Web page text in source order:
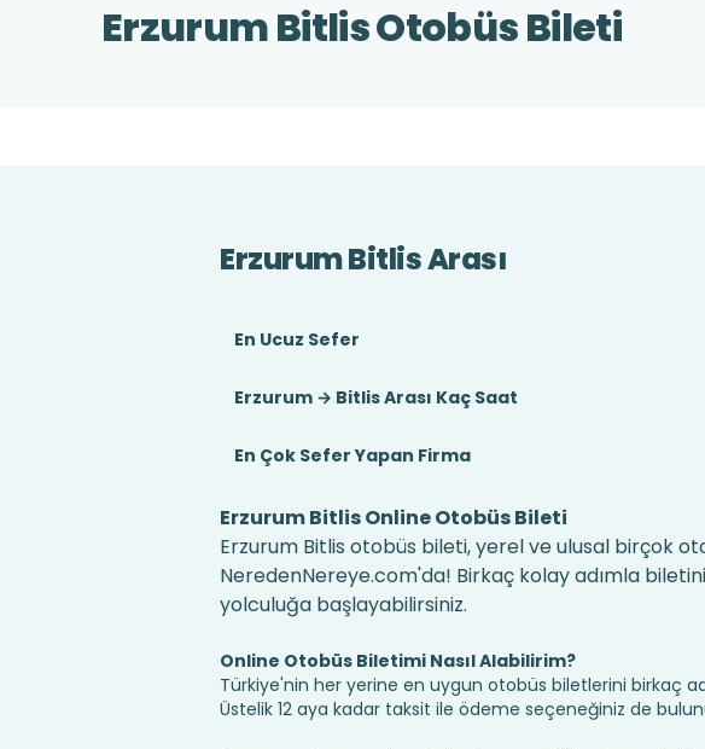
Erzurum Bitlis Otobüs Bileti
Erzurum Bitlis Arası
En Ucuz Sefer
Erzurum → Bitlis Arası Kaç Saat
En Çok Sefer Yapan Firma
Erzurum Bitlis Online Otobüs Bileti
Erzurum Bitlis otobüs bileti, yerel ve ulusal birçok
NeredenNereye.com'da! Birkaç kolay adımla
yolculuğa başlayabilirsiniz.
Online Otobüs Biletimi Nasıl Alabilirim?
Türkiye'nin her yerine en uygun otobüs biletlerini birkaç
Üstelik 12 aya kadar taksit ile ödeme seçeneğiniz de